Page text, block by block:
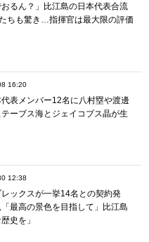
おるん？」比江島の日本代表合流
たちも驚き…指揮官は最大限の評価
16:20
表メンバー12名に八村塁や渡邊
ーブス海とジェイコブス晶が生
12:38
ックスが一挙14名との契約発
最高の景色を目指して」比江島
史を」